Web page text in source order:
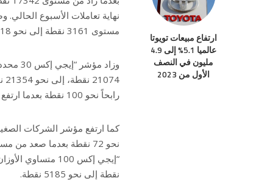
ارتفاع مبيعات تويوتا
عالميا 5.1% إلى 4.9
مليون في النصف
الأول من 2023
مستوى 3161 نقطة إلى نحو 3218 نقطة.
رابحاً نحو 100 نقطة بعدما ارتفع من 7259 نقطة إلى نحو 7359 نقطة.
نقطة إلى نحو 5185 نقطة.